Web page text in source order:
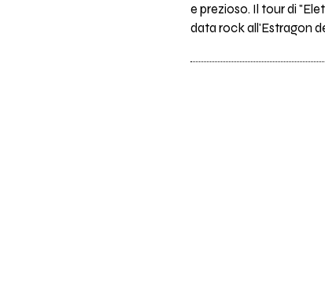
e prezioso. Il tour di
data rock all'Estragon